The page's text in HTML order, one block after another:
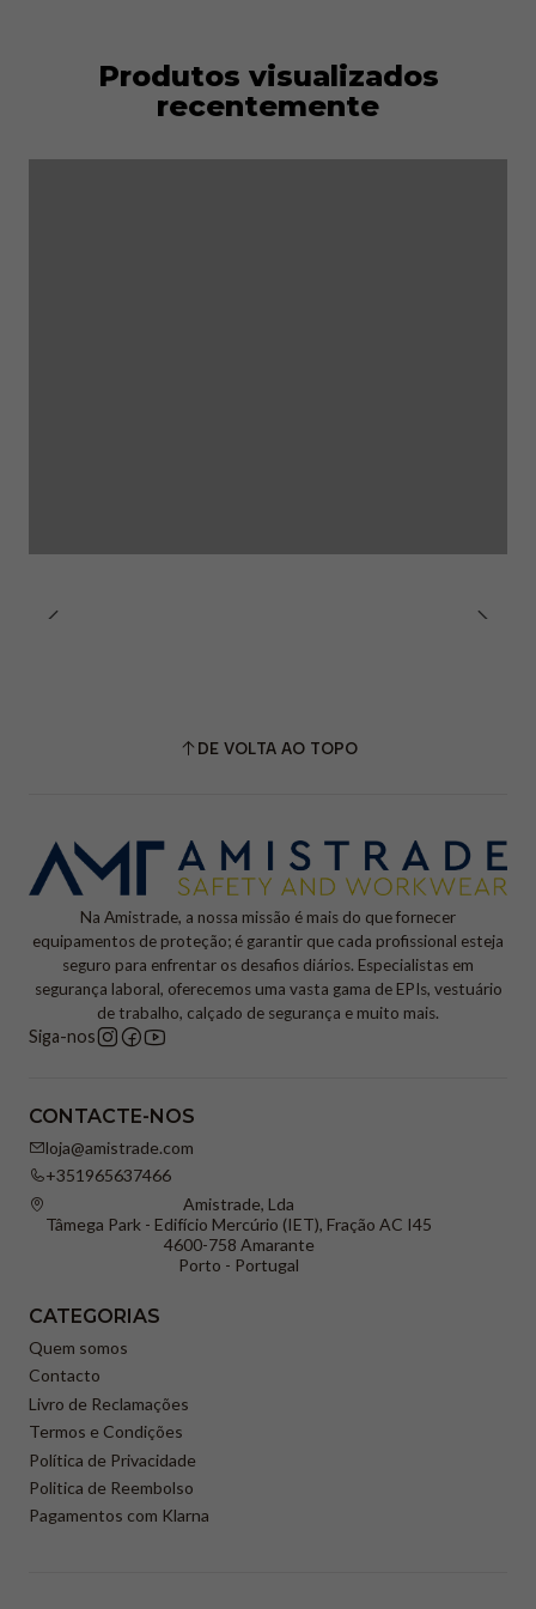
Produtos visualizados
recentemente
DE VOLTA AO TOPO
Na Amistrade, a nossa missão é mais do que fornecer
equipamentos de proteção; é garantir que cada profissional esteja
seguro para enfrentar os desafios diários. Especialistas em
segurança laboral, oferecemos uma vasta gama de EPIs, vestuário
de trabalho, calçado de segurança e muito mais.
Siga-nos
CONTACTE-NOS
loja@amistrade.com
+351965637466
Amistrade, Lda
Tâmega Park - Edifício Mercúrio (IET), Fração AC I45
4600-758 Amarante
Porto - Portugal
CATEGORIAS
Quem somos
Contacto
Livro de Reclamações
Termos e Condições
Política de Privacidade
Politica de Reembolso
Pagamentos com Klarna